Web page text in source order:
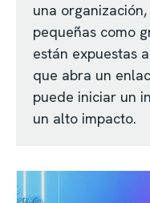
una
pequeñas como
están expuestas
que abra un
puede iniciar un
un alto impacto.